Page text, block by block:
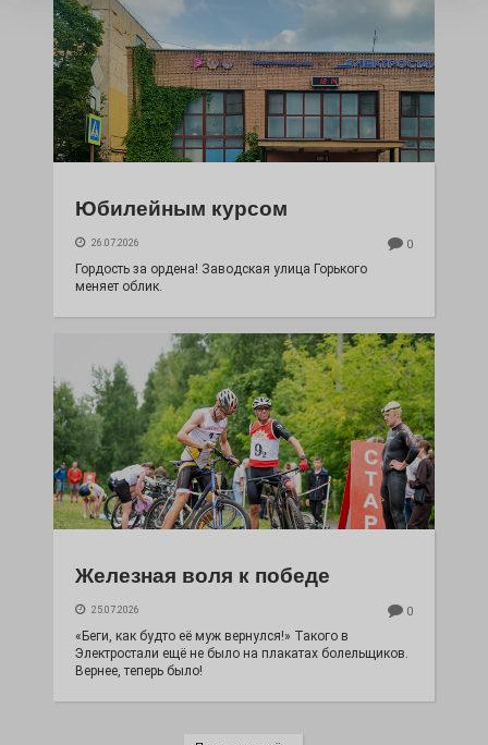
Юбилейным курсом
26.07.2026 0
Гордость за ордена! Заводская улица Горького
меняет облик.
Железная воля к победе
25.07.2026 0
«Беги, как будто её муж вернулся!» Такого в
Электростали ещё не было на плакатах болельщиков.
Вернее, теперь было!